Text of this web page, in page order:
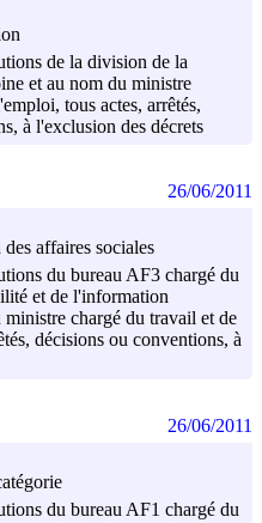
de la division de la
et au nom du ministre
tous actes, arrêtés,
à l'exclusion des décrets
affaires sociales
du bureau AF3 chargé du
et de l'information
chargé du travail et de
décisions ou conventions, à
26/06/2011
du bureau AF1 chargé du
26/06/2011